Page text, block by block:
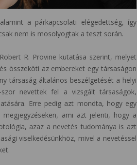
a párkapcsolati elégedettség, így
nem is mosolyogtak a teszt során.
R. Provine kutatása szerint, melyet
összeköti az embereket egy társaságon
társaság általános beszélgetését a helyi
nevettek fel a vizsgált társaságok,
Erre pedig azt mondta, hogy egy
ami azt jelenti, hogy a
azaz a nevetés tudománya is azt
viselkedésünkhöz, mivel a nevetéssel